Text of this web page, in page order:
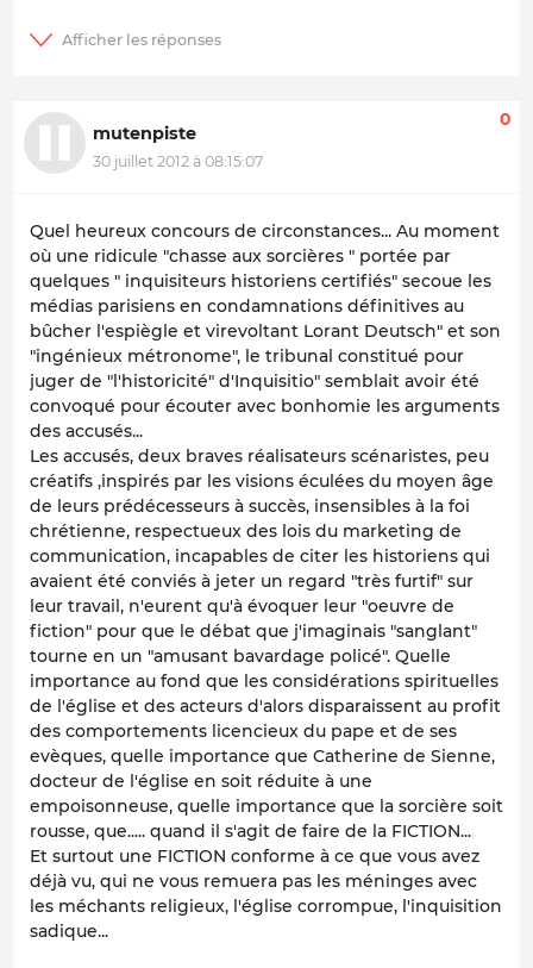
mutenpiste
30 juillet 2012 à 08:15:07
0
Quel heureux concours de circonstances... Au moment
où une ridicule "chasse aux sorcières " portée par
quelques " inquisiteurs historiens certifiés" secoue les
médias parisiens en condamnations définitives au
bûcher l'espiègle et virevoltant Lorant Deutsch" et son
"ingénieux métronome", le tribunal constitué pour
juger de "l'historicité" d'Inquisitio" semblait avoir été
convoqué pour écouter avec bonhomie les arguments
des accusés...
Les accusés, deux braves réalisateurs scénaristes, peu
créatifs ,inspirés par les visions éculées du moyen âge
de leurs prédécesseurs à succès, insensibles à la foi
chrétienne, respectueux des lois du marketing de
communication, incapables de citer les historiens qui
avaient été conviés à jeter un regard "très furtif" sur
leur travail, n'eurent qu'à évoquer leur "oeuvre de
fiction" pour que le débat que j'imaginais "sanglant"
tourne en un "amusant bavardage policé". Quelle
importance au fond que les considérations spirituelles
de l'église et des acteurs d'alors disparaissent au profit
des comportements licencieux du pape et de ses
evèques, quelle importance que Catherine de Sienne,
docteur de l'église en soit réduite à une
empoisonneuse, quelle importance que la sorcière soit
rousse, que..... quand il s'agit de faire de la FICTION...
Et surtout une FICTION conforme à ce que vous avez
déjà vu, qui ne vous remuera pas les méninges avec
les méchants religieux, l'église corrompue, l'inquisition
sadique...